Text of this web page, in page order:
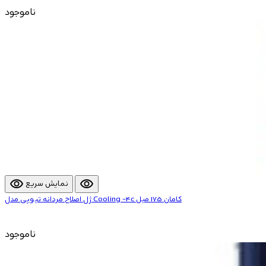
ناموجود
visibility نمایش سریع visibility
ژل اصلاح مردانه تیوپی مدل Cooling -4c کامان 175 میل
ناموجود